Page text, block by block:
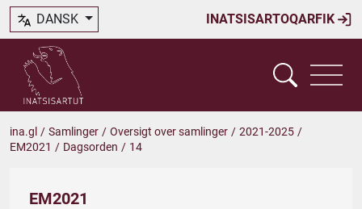
INATSISARTOQARFIK
DANSK
ina.gl / Samlinger / Oversigt over samlinger / 2021-2025 /
EM2021 / Dagsorden / 14
EM2021